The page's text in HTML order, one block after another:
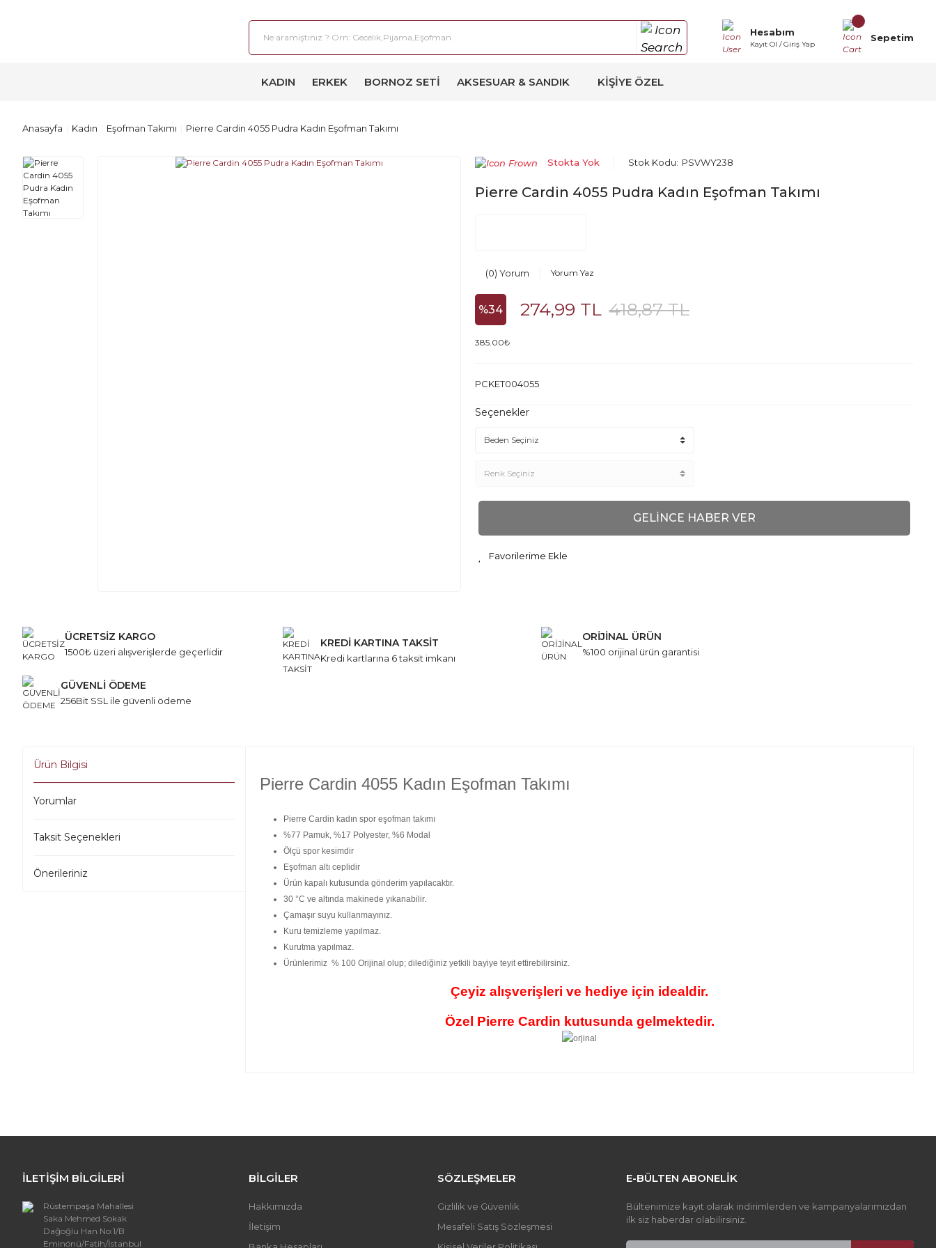
Hesabım
Kayıt Ol / Giriş Yap
Sepetim
KADIN ERKEK BORNOZ SETI AKSESUAR & SANDIK KIŞIYE ÖZEL
Anasayfa Kadın Eşofman Takımı Pierre Cardin 4055 Pudra Kadın Eşofman Takımı
Stokta Yok Stok Kodu: PSVWY238
Pierre Cardin 4055 Pudra Kadın Eşofman Takımı
(0) Yorum Yorum Yaz
%34 274,99 TL 418,87 TL
385.00₺
PCKET004055
Seçenekler
GELİNCE HABER VER
ÜCRETSİZ KARGO
1500₺ üzeri alışverişlerde geçerlidir
KREDİ KARTINA TAKSİT
Kredi kartlarına 6 taksit imkanı
ORİJİNAL ÜRÜN
%100 orijinal ürün garantisi
GÜVENLİ ÖDEME
256Bit SSL ile güvenli ödeme
Ürün Bilgisi
Yorumlar
Taksit Seçenekleri
Önerileriniz
Pierre Cardin 4055 Kadın Eşofman Takımı
Pierre Cardin kadın spor eşofman takımı
%77 Pamuk, %17 Polyester, %6 Modal
Ölçü spor kesimdir
Eşofman altı ceplidir
Ürün kapalı kutusunda gönderim yapılacaktır.
30 °C ve altında makinede yıkanabilir.
Çamaşır suyu kullanmayınız.
Kuru temizleme yapılmaz.
Kurutma yapılmaz.
Ürünlerimiz % 100 Orijinal olup; dilediğiniz yetkili bayiye teyit ettirebilirsiniz.
Çeyiz alışverişleri ve hediye için idealdir.
Özel Pierre Cardin kutusunda gelmektedir.
Yorum Yaz
Ürün resmi kalitesiz, bozuk veya görüntülenemiyor.
Ürün bilgilerinde hatalar bulunuyor.
İLETİŞİM BİLGİLERİ
Rüstempaşa Mahallesi
Saka Mehmed Sokak
Dağoğlu Han No:1/B
Eminönü/Fatih/İstanbul
BİLGİLER
Hakkımızda
İletişim
SÖZLEŞMELER
Gizlilik ve Güvenlik
Mesafeli Satış Sözleşmesi
E-BÜLTEN ABONELİK
Bültenimize kayıt olarak indirimlerden ve kampanyalarımızdan
ilk siz haberdar olabilirsiniz.